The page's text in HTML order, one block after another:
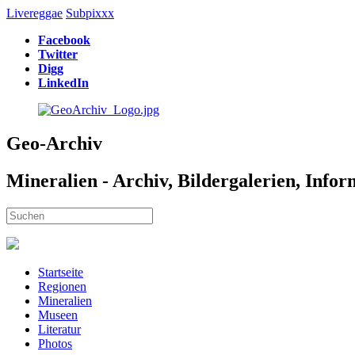
Livereggae Subpixxx
Facebook
Twitter
Digg
LinkedIn
Geo-Archiv
Mineralien - Archiv, Bildergalerien,
Startseite
Regionen
Mineralien
Museen
Literatur
Photos